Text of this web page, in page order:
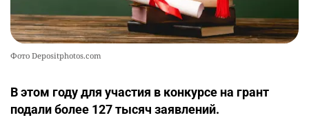
Фото Depositphotos.com
В этом году для участия в конкурсе на грант
подали более 127 тысяч заявлений.